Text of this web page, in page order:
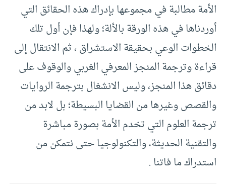
الأمة مطالبة في مجموعها بإدراك هذه الحقائق التي
أوردناها في هذه الورقة بالألة؛ ولهذا فإن أول تلك
الخطوات الوعي بحقيقة الاستشراق ، ثم الانتقال إلى
قراءة وترجمة المنجز المعرفي الغربي والوقوف على
دقائق هذا المنجز، وليس الانشغال بترجمة الروايات
والقصص وغيرها من القضايا البسيطة؛ بل لابد من
ترجمة العلوم التي تخدم الأمة بصورة مباشرة
والتقنية الحديثة، والتكنولوجيا حتى نتمكن من
استدراك ما فاتنا .